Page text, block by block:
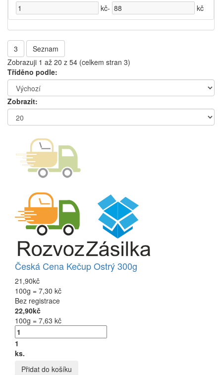
kč- kč
3
Seznam
Zobrazuji 1 až 20 z 54 (celkem stran 3)
Tříděno podle:
Zobrazit:
Česká Cena Kečup Ostrý 300g
21,90kč
100g = 7,30 kč
Bez registrace
22,90kč
100g = 7,63 kč
1
ks.
Přidat do košíku